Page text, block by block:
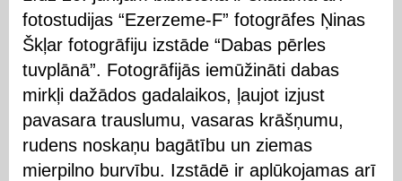
fotostudijas “Ezerzeme-F” fotogrāfes Ņinas
Škļar fotogrāfiju izstāde “Dabas pērles
tuvplānā”. Fotogrāfijās iemūžināti dabas
mirkļi dažādos gadalaikos, ļaujot izjust
pavasara trauslumu, vasaras krāšņumu,
rudens noskaņu bagātību un ziemas
mierpilno burvību. Izstādē ir aplūkojamas arī